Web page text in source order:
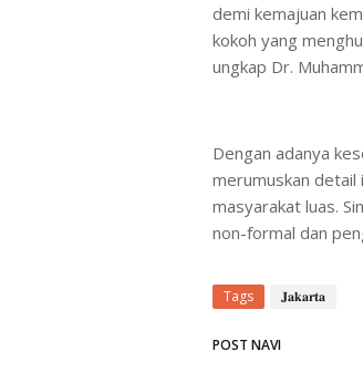
demi kemajuan
kokoh yang
ungkap Dr.
Dengan adanya
merumuskan
masyarakat luas.
non-formal dan
Tags 𝐉𝐚𝐤𝐚𝐫𝐭𝐚
POST NAVI